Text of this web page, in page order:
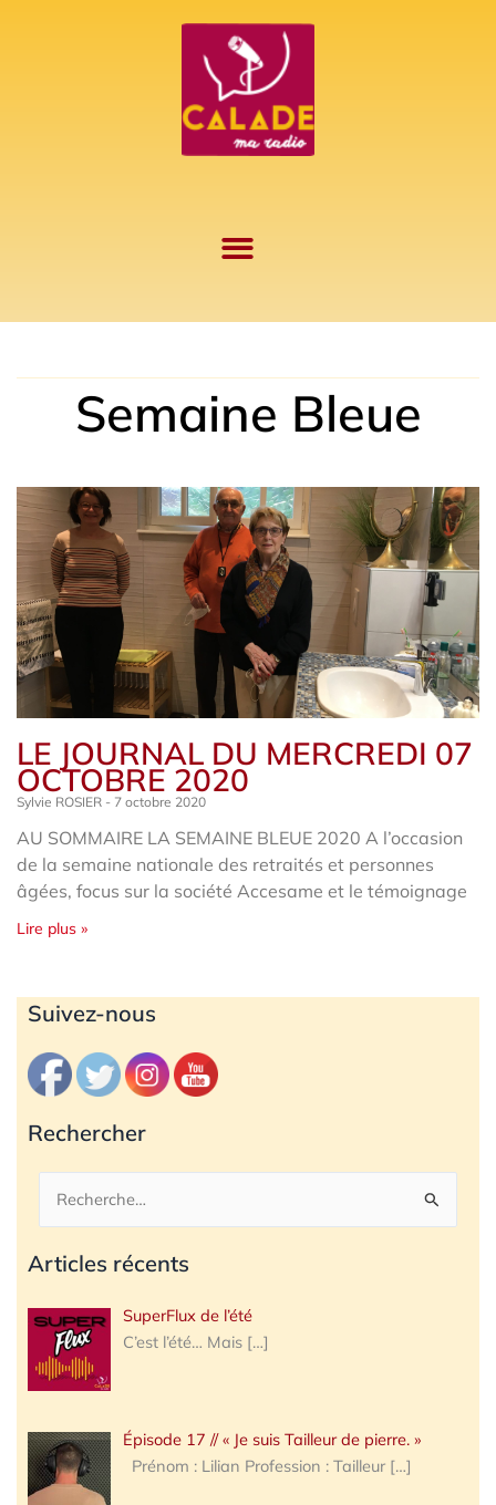
Semaine Bleue
LE JOURNAL DU MERCREDI 07
OCTOBRE 2020
Sylvie ROSIER 7 octobre 2020
AU SOMMAIRE LA SEMAINE BLEUE 2020 A l’occasion
de la semaine nationale des retraités et personnes
âgées, focus sur la société Accesame et le témoignage
Lire plus »
Suivez-nous
Rechercher
Rechercher :
Articles récents
SuperFlux de l’été
C’est l’été… Mais […]
Épisode 17 // « Je suis Tailleur de pierre. »
Prénom : Lilian Profession : Tailleur […]
Archives